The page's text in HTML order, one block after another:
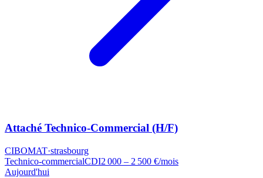
Attaché Technico-Commercial (H/F)
CIBOMAT·strasbourg
Technico-commercialCDI2 000 – 2 500 €/mois
Aujourd'hui